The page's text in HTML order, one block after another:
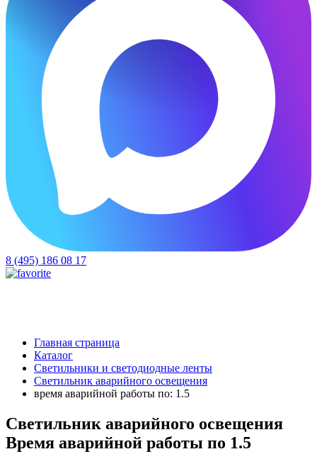
8 (495) 186 08 17
Главная страница
Каталог
Светильники и светодиодные ленты
Светильник аварийного освещения
время аварийной работы по: 1.5
Светильник аварийного освещения
Время аварийной работы по 1.5